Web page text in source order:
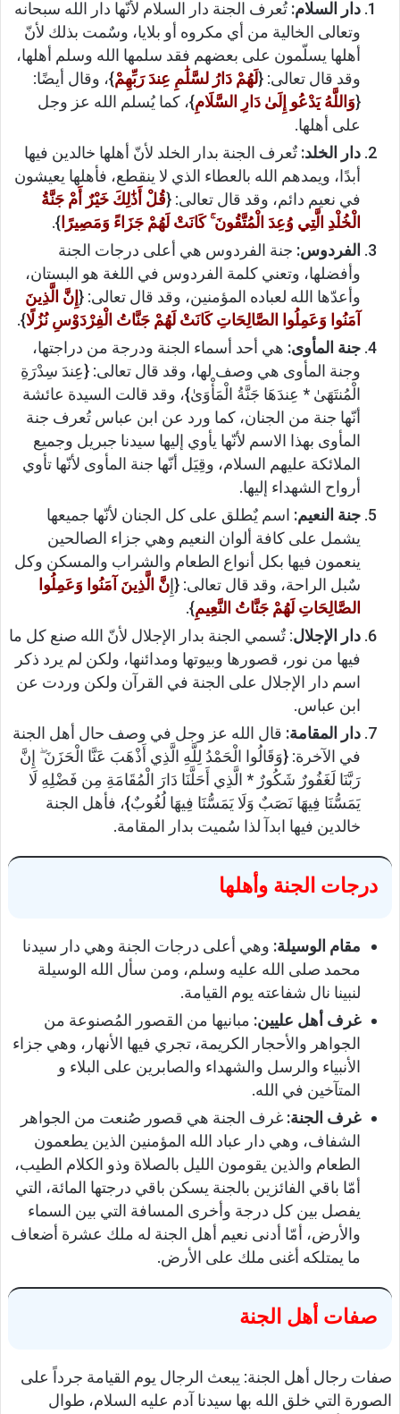
دار السلام: تُعرف الجنة دار السلام لأنّها دار الله سبحانه
وتعالى الخالية من أي مكروه أو بلايا، وسٌمت بذلك لأنّ
أهلها يسلّمون على بعضهم فقد سلمها الله وسلم أهلها،
وقد قال تعالى: {لَهُمْ دَارُ لسَّلَٰمِ عِندَ رَبِّهِمْ}، وقال أيضًا:
{وَاللَّهُ يَدْعُو إِلَىٰ دَارِ السَّلَامِ}، كما يُسلم الله عز وجل
على أهلها.
دار الخلد: تٌعرف الجنة بدار الخلد لأنّ أهلها خالدين فيها
أبدًا، ويمدهم الله بالعطاء الذي لا ينقطع، فأهلها يعيشون
في نعيم دائم، وقد قال تعالى: {قُلْ أَذَٰلِكَ خَيْرٌ أَمْ جَنَّةُ
الْخُلْدِ الَّتِي وُعِدَ الْمُتَّقُونَ ۚ كَانَتْ لَهُمْ جَزَاءً وَمَصِيرًا }.
الفردوس: جنة الفردوس هي أعلى درجات الجنة
وأفضلها، وتعني كلمة الفردوس في اللغة هو البستان،
وأعدّها الله لعباده المؤمنين، وقد قال تعالى: { إِنَّ الَّذِينَ
آمَنُوا وَعَمِلُوا الصَّالِحَاتِ كَانَتْ لَهُمْ جَنَّاتُ الْفِرْدَوْسِ نُزُلًا}.
جنة المأوى: هي أحد أسماء الجنة ودرجة من دراجتها،
وجنة المأوى هي وصف لها، وقد قال تعالى: {عِندَ سِدْرَةِ
الْمُنتَهَىٰ * عِندَهَا جَنَّةُ الْمَأْوَىٰ}، وقد قالت السيدة عائشة
أنّها جنة من الجنان، كما ورد عن ابن عباس تُعرف جنة
المأوى بهذا الاسم لأنّها يأوي إليها سيدنا جبريل وجميع
الملائكة عليهم السلام، وقِيَل أنّها جنة المأوى لأنّها تأوي
أرواح الشهداء إليها.
جنة النعيم: اسم يٌطلق على كل الجنان لأنّها جميعها
يشمل على كافة ألوان النعيم وهي جزاء الصالحين
ينعمون فيها بكل أنواع الطعام والشراب والمسكن وكل
سٌبل الراحة، وقد قال تعالى: {إِنَّ الَّذِينَ آمَنُوا وَعَمِلُوا
الصَّالِحَاتِ لَهُمْ جَنَّاتُ النَّعِيمِ}.
دار الإجلال: تٌسمي الجنة بدار الإجلال لأنّ الله صنع كل ما
فيها من نور، قصورها وبيوتها ومدائنها، ولكن لم يرد ذكر
اسم دار الإجلال على الجنة في القرآن ولكن وردت عن
ابن عباس.
دار المقامة: قال الله عز وجل في وصف حال أهل الجنة
في الآخرة: {وَقَالُوا الْحَمْدُ لِلَّهِ الَّذِي أَذْهَبَ عَنَّا الْحَزَنَ ۖ إِنَّ
رَبَّنَا لَغَفُورٌ شَكُورٌ * الَّذِي أَحَلَّنَا دَارَ الْمُقَامَةِ مِن فَضْلِهِ لَا
يَمَسُّنَا فِيهَا نَصَبٌ وَلَا يَمَسُّنَا فِيهَا لُغُوبٌ}، فأهل الجنة
خالدين فيها ابدآ لذا سُميت بدار المقامة.
درجات الجنة وأهلها
مقام الوسيلة: وهي أعلى درجات الجنة وهي دار سيدنا
محمد صلى الله عليه وسلم، ومن سأل الله الوسيلة
لنبينا نال شفاعته يوم القيامة.
غرف أهل عليين: مبانيها من القصور المُصنوعة من
الجواهر والأحجار الكريمة، تجري فيها الأنهار، وهي جزاء
الأنبياء والرسل والشهداء والصابرين على البلاء و
المتآخين في الله.
غرف الجنة: غرف الجنة هي قصور صُنعت من الجواهر
الشفاف، وهي دار عباد الله المؤمنين الذين يطعمون
الطعام والذين يقومون الليل بالصلاة وذو الكلام الطيب،
أمّا باقي الفائزين بالجنة يسكن باقي درجتها المائة، التي
يفصل بين كل درجة وأخرى المسافة التي بين السماء
والأرض، أمّا أدنى نعيم أهل الجنة له ملك عشرة أضعاف
ما يمتلكه أغنى ملك على الأرض.
صفات أهل الجنة
صفات رجال أهل الجنة: يبعث الرجال يوم القيامة جرداً على
الصورة التي خلق الله بها سيدنا آدم عليه السلام، طوال